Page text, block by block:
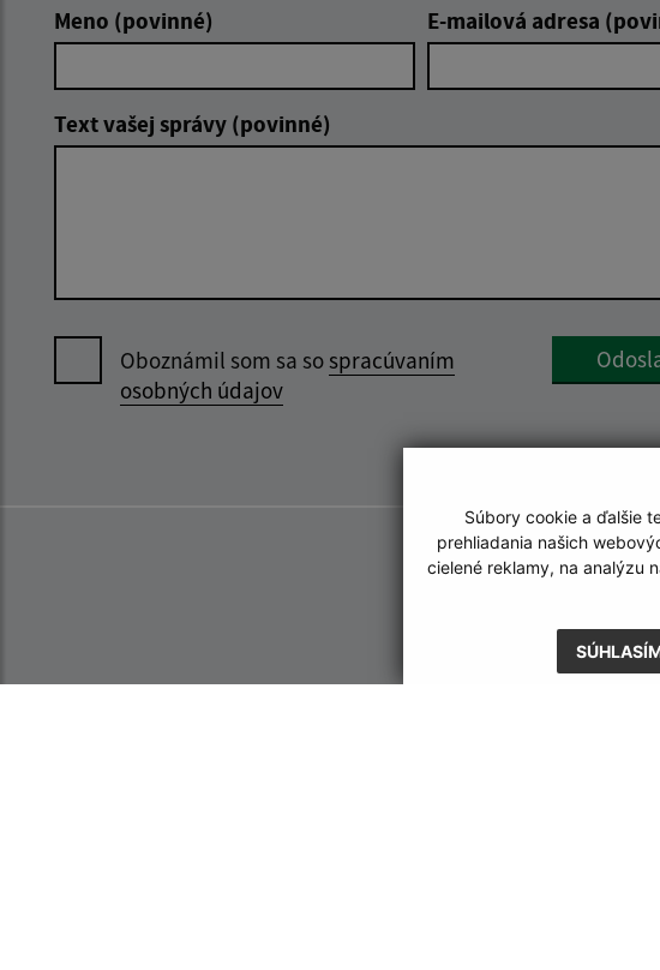
Súbory cookie a ďalšie
prehliadania našich
cielené reklamy, na analýzu
Meno (povinné) E-mailová adresa
Text vašej správy (povinné)
Oboznámil som sa sospracúvaním
osobných údajov